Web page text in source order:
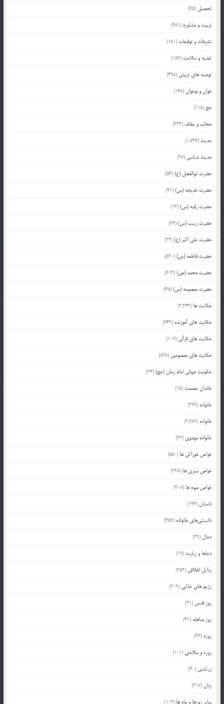
تحصیل (65)
تربیت و مشاوره (481)
تشرفات و توقیعات (181)
تغذیه و سلامت (156)
توصیه های تربیتی (498)
جوان و نوجوان(148)
حج (118)
حجاب و عفاف (333)
حدیث (1,737)
حدیث شناسی (97)
حضرت ابوالفضل (ع)(54)
حضرت خدیجه (س)(41)
حضرت رقیه (س)(13)
حضرت زینب (س)(66)
حضرت علی اکبر (ع)(23)
حضرت فاطمه (س)(530)
حضرت محمد (ص)(613)
حضرت معصومه (س)(45)
حکایت ها (2,244)
حکایت های آموزنده (749)
حکایت های قرآنی (107)
حکایت های معصومین (838)
حکومت جهانی امام زمان (عج)(24)
خاندان عصمت (15)
خانواده (227)
خانواده (2,682)
خانواده مهدوی (22)
خواص خوراکی ها (550)
خواص سبزی ها (228)
خواص میوه ها (308)
داستان(146)
دانستنی‌های خانواده (357)
دجال (29)
دعاها و زیارت (19)
رذایل اخلاقی (252)
رژیم های غذایی (209)
روز قدس (31)
روز مباهله (41)
روزه (93)
روزه و سلامتی (101)
زرتشتی (40)
زنان(317)
سایر روزها و ماه ها (103)